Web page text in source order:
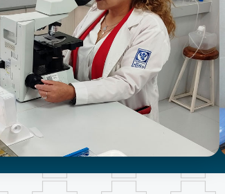
CLÍNICO